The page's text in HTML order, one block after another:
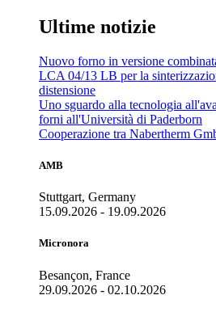
Ultime notizie
Nuovo forno in versione
LCA 04/13 LB per la
distensione
Uno sguardo alla tecnologia
forni all'Università di Paderborn
Cooperazione tra Nabertherm
AMB
Stuttgart, Germany
15.09.2026 - 19.09.2026
Micronora
Besançon, France
29.09.2026 - 02.10.2026